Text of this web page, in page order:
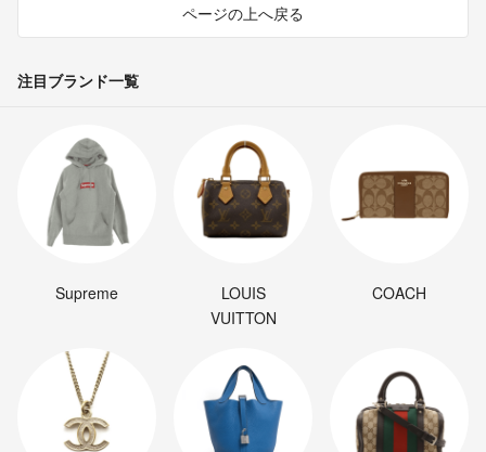
ページの上へ戻る
注目ブランド一覧
Supreme
LOUIS
VUITTON
COACH